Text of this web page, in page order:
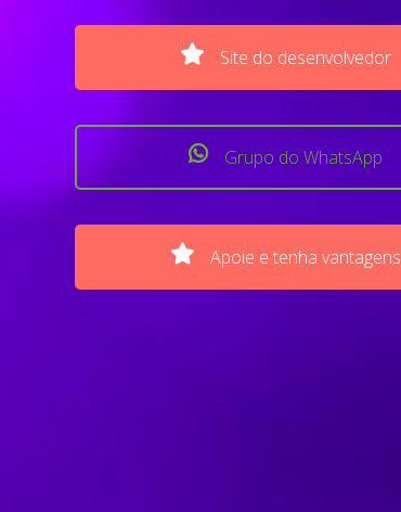
Site do desenvolvedor
Grupo do WhatsApp
Apoie e tenha vantagens